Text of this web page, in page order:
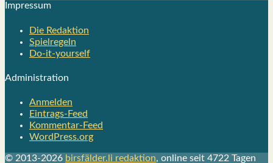
Impres­sum
Die Redak­ti­on
Spiel­re­geln
Do-it-your­s­elf
Admi­nis­tra­ti­on
Anmelden
Eintrags-Feed
Kommentar-Feed
WordPress.org
© 2013-2026 birsfälder.li redaktion, online seit 4722 Tagen